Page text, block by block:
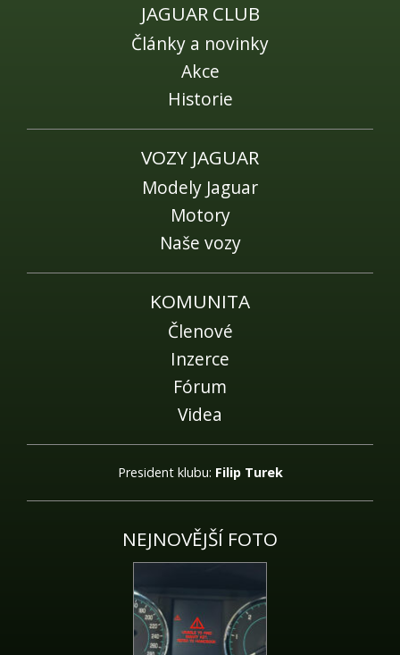
JAGUAR CLUB
Články a novinky
Akce
Historie
VOZY JAGUAR
Modely Jaguar
Motory
Naše vozy
KOMUNITA
Členové
Inzerce
Fórum
Videa
President klubu: Filip Turek
NEJNOVĚJŠÍ FOTO